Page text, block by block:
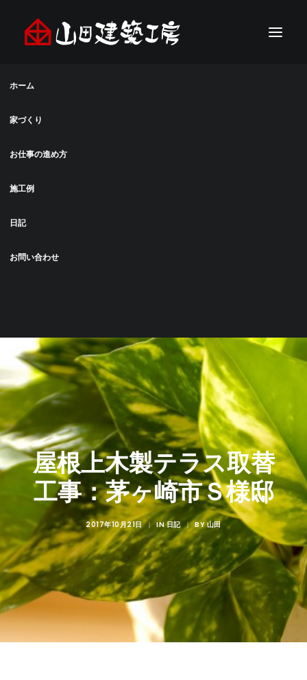
ホーム
家づくり
お仕事の進め方
施工例
日記
お問い合わせ
屋根上木製テラス取替
工事：茅ヶ崎市Ｓ様邸
2017年10月21日 | IN日記 | BY山田